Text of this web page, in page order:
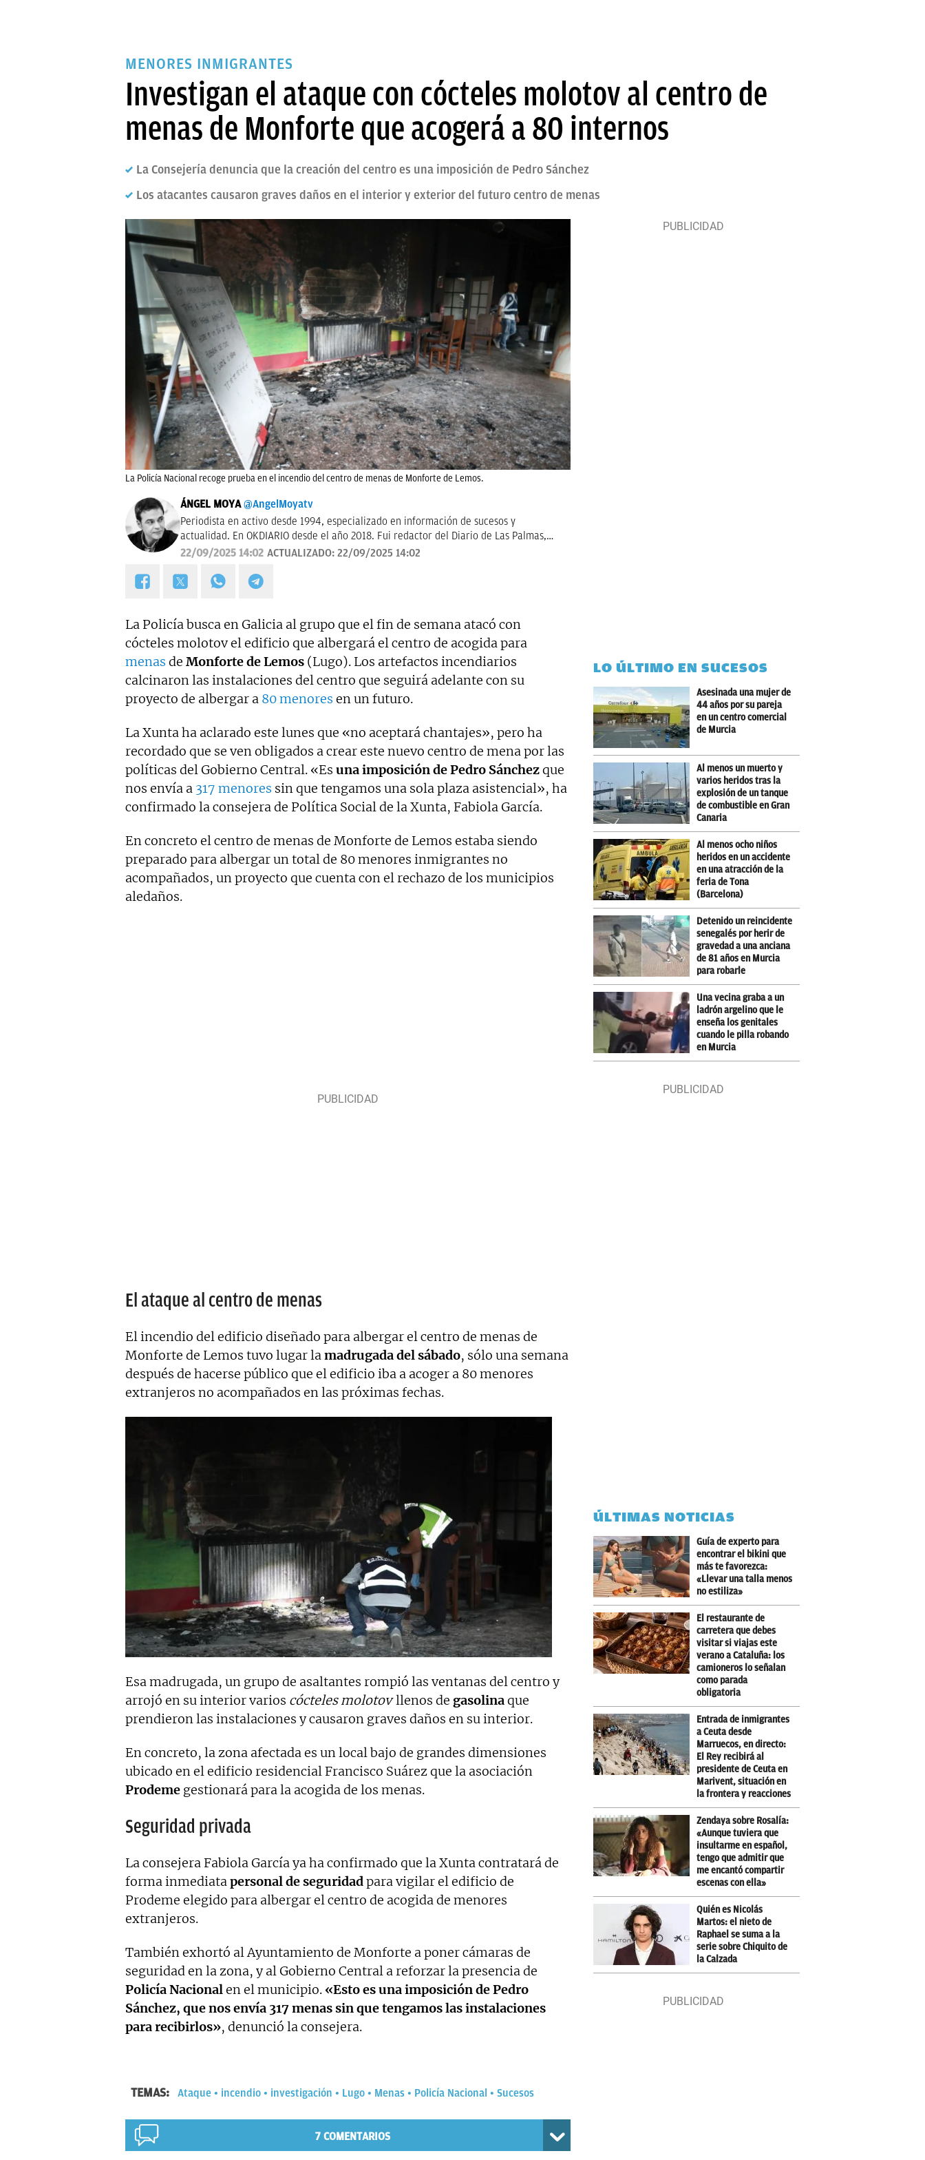
MENORES INMIGRANTES
Investigan el ataque con cócteles molotov al centro de
menas de Monforte que acogerá a 80 internos
La Consejería denuncia que la creación del centro es una imposición de Pedro Sánchez
Los atacantes causaron graves daños en el interior y exterior del futuro centro de menas
La Policía Nacional recoge prueba en el incendio del centro de menas de Monforte de Lemos.
ÁNGEL MOYA @AngelMoyatv
Periodista en activo desde 1994, especializado en información de sucesos y
actualidad. En OKDIARIO desde el año 2018. Fui redactor del Diario de Las Palmas,
pasé por los Informativos de Telecinco, me ocupé de sucesos en Telemadrid hasta el
Programa de Ana Rosa hasta el año 2019 y desde entonces colaboro con TVE. Desde
mentiras" y "Tras el muro".
22/09/2025 14:02 ACTUALIZADO: 22/09/2025 14:02
La Policía busca en Galicia al grupo que el fin de semana atacó con
cócteles molotov el edificio que albergará el centro de acogida para
menas de Monforte de Lemos (Lugo). Los artefactos incendiarios
calcinaron las instalaciones del centro que seguirá adelante con su
proyecto de albergar a 80 menores en un futuro.
La Xunta ha aclarado este lunes que «no aceptará chantajes», pero ha
recordado que se ven obligados a crear este nuevo centro de mena por las
políticas del Gobierno Central. «Es una imposición de Pedro Sánchezque
nos envía a 317 menores sin que tengamos una sola plaza asistencial», ha
confirmado la consejera de Política Social de la Xunta, Fabiola García.
En concreto el centro de menas de Monforte de Lemos estaba siendo
preparado para albergar un total de 80 menores inmigrantes no
acompañados, un proyecto que cuenta con el rechazo de los municipios
aledaños.
El ataque al centro de menas
El incendio del edificio diseñado para albergar el centro de menas de
Monforte de Lemos tuvo lugar lamadrugada del sábado, sólo una semana
después de hacerse público que el edificio iba a acoger a 80 menores
extranjeros no acompañados en las próximas fechas.
Esa madrugada, un grupo de asaltantes rompió las ventanas del centro y
arrojó en su interior varios cócteles molotovllenos de gasolinaque
prendieron las instalaciones y causaron graves daños en su interior.
En concreto, la zona afectada es un local bajo de grandes dimensiones
ubicado en el edificio residencial Francisco Suárez que la asociación
Prodeme gestionará para la acogida de los menas.
Seguridad privada
La consejera Fabiola García ya ha confirmado que la Xunta contratará de
forma inmediatapersonal de seguridadpara vigilar el edificio de
Prodeme elegido para albergar el centro de acogida de menores
extranjeros.
También exhortó al Ayuntamiento de Monforte a poner cámaras de
seguridad en la zona, y al Gobierno Central a reforzar la presencia de
Policía Nacionalen el municipio. «Esto es una imposición de Pedro
Sánchez, que nos envía 317 menas sin que tengamos las instalaciones
para recibirlos», denunció la consejera.
TEMAS: Ataque incendio investigación Lugo Menas Policía Nacional Sucesos
7 COMENTARIOS
LO ÚLTIMO EN SUCESOS
Asesinada una mujer de
44 años por su pareja
en un centro comercial
de Murcia
Al menos un muerto y
varios heridos tras la
explosión de un tanque
de combustible en Gran
Canaria
Al menos ocho niños
heridos en un accidente
en una atracción de la
feria de Tona
(Barcelona)
Detenido un reincidente
senegalés por herir de
gravedad a una anciana
de 81 años en Murcia
para robarle
Una vecina graba a un
ladrón argelino que le
enseña los genitales
cuando le pilla robando
en Murcia
ÚLTIMAS NOTICIAS
Guía de experto para
encontrar el bikini que
más te favorezca:
«Llevar una talla menos
no estiliza»
El restaurante de
carretera que debes
visitar si viajas este
verano a Cataluña: los
camioneros lo señalan
como parada
obligatoria
Entrada de inmigrantes
a Ceuta desde
Marruecos, en directo:
El Rey recibirá al
presidente de Ceuta en
Marivent, situación en
la frontera y reacciones
Zendaya sobre Rosalía:
«Aunque tuviera que
insultarme en español,
tengo que admitir que
me encantó compartir
escenas con ella»
Quién es Nicolás
Martos: el nieto de
Raphael se suma a la
serie sobre Chiquito de
la Calzada